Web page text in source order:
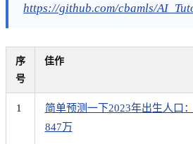
https://github.com/cbamls/
序
号
佳作
1
简单预测一下2023年出生人口：
847万